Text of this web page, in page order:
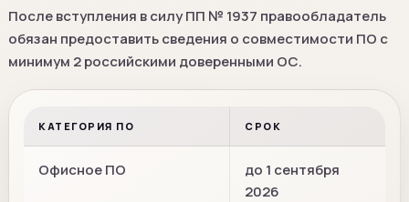
После вступления в силу ПП № 1937 правообладатель
обязан предоставить сведения о совместимости ПО с
минимум 2 российскими доверенными ОС.
КАТЕГОРИЯ ПО СРОК
Офисное ПО
до 1 сентября
2026